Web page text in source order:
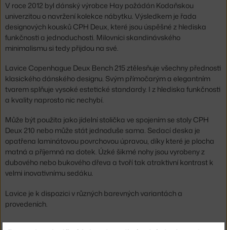
V roce 2012 byl dánský výrobce Hay požádán Kodaňskou
univerzitou o navržení kolekce nábytku. Výsledkem je řada
designových kousků CPH Deux, které jsou úspěšné z hlediska
funkčnosti a jednoduchosti. Milovníci skandinávského
minimalismu si tedy přijdou na své.
Lavice Copenhague Deux Bench 215 ztělesňuje všechny přednosti
klasického dánského designu. Svým přímočarým a elegantním
tvarem splňuje vysoké estetické standardy. I z hlediska funkčnosti
a kvality naprosto nic nechybí.
Může být použita jako jídelní stolička ve spojením se stoly CPH
Deux 210 nebo může stát jednoduše sama. Sedací deska je
opatřena laminátovou povrchovou úpravou, díky které je plocha
matná a příjemná na dotek. Úzké šikmé nohy jsou vyrobeny z
dubového nebo bukového dřeva a tvoří tak atraktivní kontrast k
velmi inovativnímu sedáku.
Lavice je k dispozici v různých barevných variantách a
provedeních.